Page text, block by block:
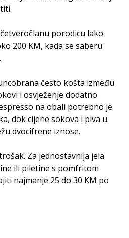
porodicu lako
200 KM, kada se saberu
često košta između
i osvježenje dodatno
na obali potrebno je
dok cijene sokova i piva u
dvocifrene iznose.
Za jednostavnija jela
ili piletine s pomfritom
najmanje 25 do 30 KM po